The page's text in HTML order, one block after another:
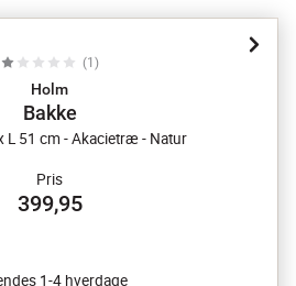
(1 )
Holm
Bakke
L 51 cm - Akacietræ - Natur
Pris
399,95
1-4 hverdage